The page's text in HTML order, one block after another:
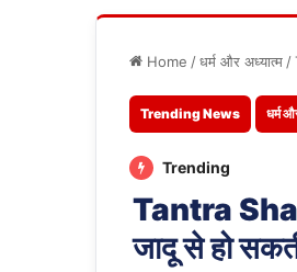
Home /धर्म और अध्यात्म /
Trending News धर्म
Trending
Tantra
जादू से हो